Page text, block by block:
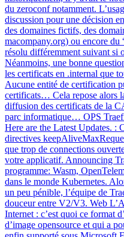
du zeroconf notamment.
discussion pour une décision
des domaines fictifs, des
macompany.org) ou encore
résolu différemment suivant si
Néanmoins, une bonne
les certificats en .internal que
Aucune entité de certification
certificats… Cela repose alors
diffusion des certificats de la
parc informatique… OPS
Here are the Latest Updates. :
directives
que trop de connections
votre applicatif. Announcing
programme: Wasm,
dans le monde Kubernetes.
un peu pénible, l’équipe de
douceur entre V2/V3. Web
Internet : c’est quoi ce format
d’image opensource et qui a